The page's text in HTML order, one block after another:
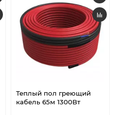
Теплый пол греющий
кабель 65м 1300Вт